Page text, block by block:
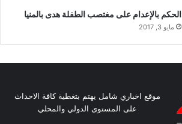
الحكم بالإعدام على مغتصب الطفلة هدى بالمنيا
مايو 3, 2017
موقع اخباري شامل يهتم بتغطية كافة الاحداث
على المستوى الدولي والمحلي